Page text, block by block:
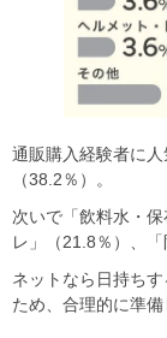
通販購入経験者に人
（38.2％）。
次いで「飲料水・
レ」（21.8％）、
ネットなら日持ち
ため、合理的に準